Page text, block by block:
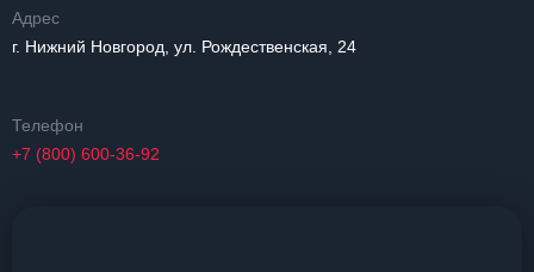
Адрес
г. Нижний Новгород, ул. Рождественская, 24
Телефон
+7 (800) 600-36-92